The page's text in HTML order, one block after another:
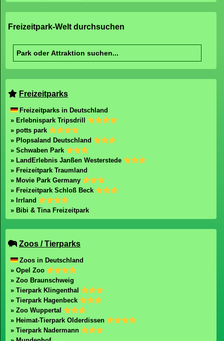
Freizeitpark-Welt durchsuchen
Freizeitparks
Freizeitparks in Deutschland
» Erlebnispark Tripsdrill
» potts park
» Plopsaland Deutschland
» Schwaben Park
» LandErlebnis Janßen Westerstede
» Freizeitpark Traumland
» Movie Park Germany
» Freizeitpark Schloß Beck
» Irrland
» Bibi & Tina Freizeitpark
Zoos / Tierparks
Zoos in Deutschland
» Opel Zoo
» Zoo Braunschweig
» Tierpark Klingenthal
» Tierpark Hagenbeck
» Zoo Wuppertal
» Heimat-Tierpark Olderdissen
» Tierpark Nadermann